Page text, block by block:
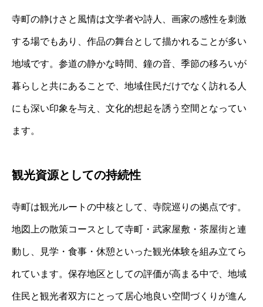
寺町の静けさと風情は文学者や詩人、画家の感性を刺激
する場でもあり、作品の舞台として描かれることが多い
地域です。参道の静かな時間、鐘の音、季節の移ろいが
暮らしと共にあることで、地域住民だけでなく訪れる人
にも深い印象を与え、文化的想起を誘う空間となってい
ます。
観光資源としての持続性
寺町は観光ルートの中核として、寺院巡りの拠点です。
地図上の散策コースとして寺町・武家屋敷・茶屋街と連
動し、見学・食事・休憩といった観光体験を組み立てら
れています。保存地区としての評価が高まる中で、地域
住民と観光者双方にとって居心地良い空間づくりが進ん